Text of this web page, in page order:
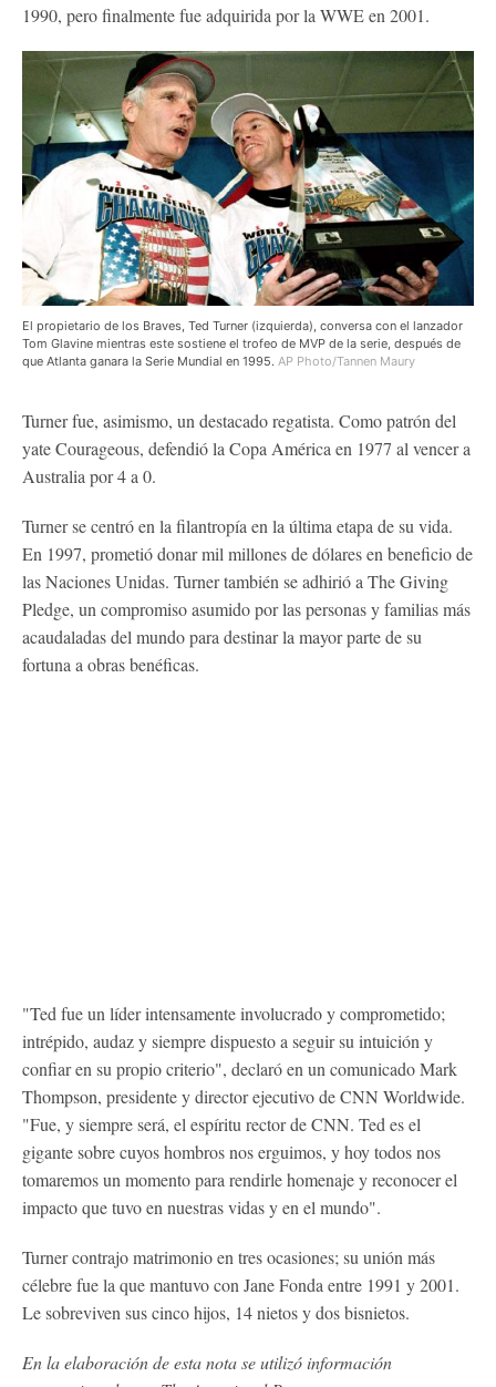
1990, pero finalmente fue adquirida por la WWE en 2001.
El propietario de los Braves, Ted Turner (izquierda), conversa con el lanzador
Tom Glavine mientras este sostiene el trofeo de MVP de la serie, después de
que Atlanta ganara la Serie Mundial en 1995. AP Photo/Tannen Maury
Turner fue, asimismo, un destacado regatista. Como patrón del
yate Courageous, defendió la Copa América en 1977 al vencer a
Australia por 4 a 0.
Turner se centró en la filantropía en la última etapa de su vida.
En 1997, prometió donar mil millones de dólares en beneficio de
las Naciones Unidas. Turner también se adhirió a The Giving
Pledge, un compromiso asumido por las personas y familias más
acaudaladas del mundo para destinar la mayor parte de su
fortuna a obras benéficas.
"Ted fue un líder intensamente involucrado y comprometido;
intrépido, audaz y siempre dispuesto a seguir su intuición y
confiar en su propio criterio", declaró en un comunicado Mark
Thompson, presidente y director ejecutivo de CNN Worldwide.
"Fue, y siempre será, el espíritu rector de CNN. Ted es el
gigante sobre cuyos hombros nos erguimos, y hoy todos nos
tomaremos un momento para rendirle homenaje y reconocer el
impacto que tuvo en nuestras vidas y en el mundo".
Turner contrajo matrimonio en tres ocasiones; su unión más
célebre fue la que mantuvo con Jane Fonda entre 1991 y 2001.
Le sobreviven sus cinco hijos, 14 nietos y dos bisnietos.
En la elaboración de esta nota se utilizó información